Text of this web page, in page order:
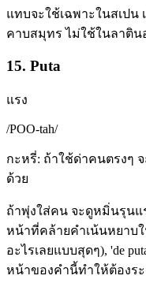
แทบจะใช้เฉพาะในสเป
คาบสมุทร ไม่ใช้ในลาติน
15. Puta
แรง
/POO-tah/
กะหรี่: ถ้าใช้ด่าคนตรงๆ
ด้วย
ถ้าพุ่งใส่คน จะดูหมิ่นรุนแ
หน้าที่คล้ายคำเน้นหยาบใ
อะไรเลยแบบสุดๆ), 'de
หน้าของคำนี้ทำให้ต้องร